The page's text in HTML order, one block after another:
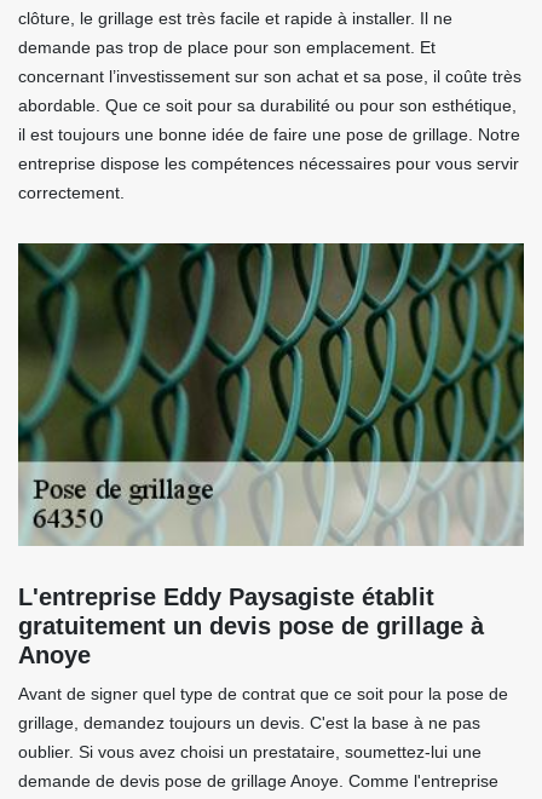
clôture, le grillage est très facile et rapide à installer. Il ne
demande pas trop de place pour son emplacement. Et
concernant l’investissement sur son achat et sa pose, il coûte très
abordable. Que ce soit pour sa durabilité ou pour son esthétique,
il est toujours une bonne idée de faire une pose de grillage. Notre
entreprise dispose les compétences nécessaires pour vous servir
correctement.
L'entreprise Eddy Paysagiste établit
gratuitement un devis pose de grillage à
Anoye
Avant de signer quel type de contrat que ce soit pour la pose de
grillage, demandez toujours un devis. C'est la base à ne pas
oublier. Si vous avez choisi un prestataire, soumettez-lui une
demande de devis pose de grillage Anoye. Comme l'entreprise